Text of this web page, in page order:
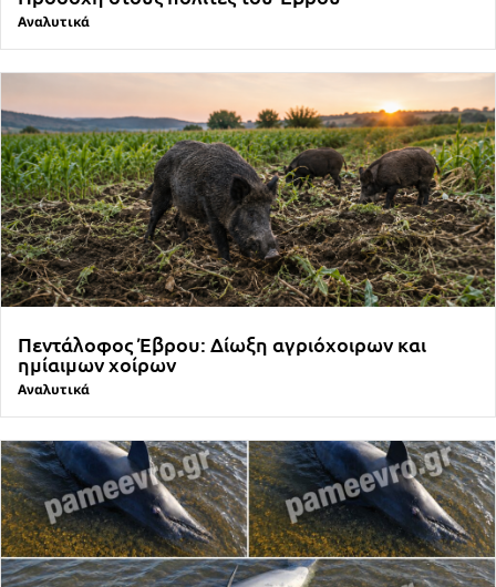
Αναλυτικά
Πεντάλοφος Έβρου: Δίωξη αγριόχοιρων και
ημίαιμων χοίρων
Αναλυτικά